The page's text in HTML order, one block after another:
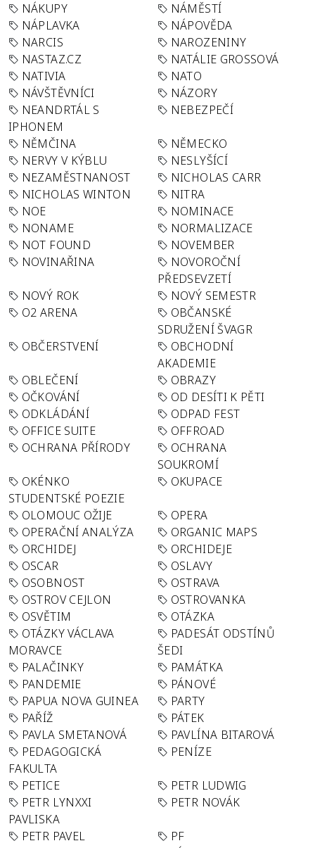
NÁKUPY
NÁMĚSTÍ
NÁPLAVKA
NÁPOVĚDA
NARCIS
NAROZENINY
NASTAZ.CZ
NATÁLIE GROSSOVÁ
NATIVIA
NATO
NÁVŠTĚVNÍCI
NÁZORY
NEANDRTÁL S
IPHONEM
NEBEZPEČÍ
NĚMČINA
NĚMECKO
NERVY V KÝBLU
NESLYŠÍCÍ
NEZAMĚSTNANOST
NICHOLAS CARR
NICHOLAS WINTON
NITRA
NOE
NOMINACE
NONAME
NORMALIZACE
NOT FOUND
NOVEMBER
NOVINAŘINA
NOVOROČNÍ
PŘEDSEVZETÍ
NOVÝ ROK
NOVÝ SEMESTR
O2 ARENA
OBČANSKÉ
SDRUŽENÍ ŠVAGR
OBČERSTVENÍ
OBCHODNÍ
AKADEMIE
OBLEČENÍ
OBRAZY
OČKOVÁNÍ
OD DESÍTI K PĚTI
ODKLÁDÁNÍ
ODPAD FEST
OFFICE SUITE
OFFROAD
OCHRANA PŘÍRODY
OCHRANA
SOUKROMÍ
OKÉNKO
STUDENTSKÉ POEZIE
OKUPACE
OLOMOUC OŽIJE
OPERA
OPERAČNÍ ANALÝZA
ORGANIC MAPS
ORCHIDEJ
ORCHIDEJE
OSCAR
OSLAVY
OSOBNOST
OSTRAVA
OSTROV CEJLON
OSTROVANKA
OSVĚTIM
OTÁZKA
OTÁZKY VÁCLAVA
MORAVCE
PADESÁT ODSTÍNŮ
ŠEDI
PALAČINKY
PAMÁTKA
PANDEMIE
PÁNOVÉ
PAPUA NOVA GUINEA
PARTY
PAŘÍŽ
PÁTEK
PAVLA SMETANOVÁ
PAVLÍNA BITAROVÁ
PEDAGOGICKÁ
FAKULTA
PENÍZE
PETICE
PETR LUDWIG
PETR LYNXXI
PAVLISKA
PETR NOVÁK
PETR PAVEL
PF